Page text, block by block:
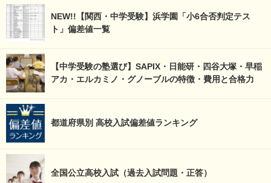
NEW!!【関西・中学受験】浜学園「小6合否判定テス
ト」偏差値一覧
【中学受験の塾選び】SAPIX・日能研・四谷大塚・早稲
アカ・エルカミノ・グノーブルの特徴・費用と合格力
都道府県別 高校入試偏差値ランキング
全国公立高校入試（過去入試問題・正答）